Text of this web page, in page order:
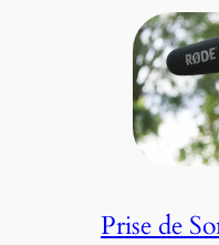
Prise de